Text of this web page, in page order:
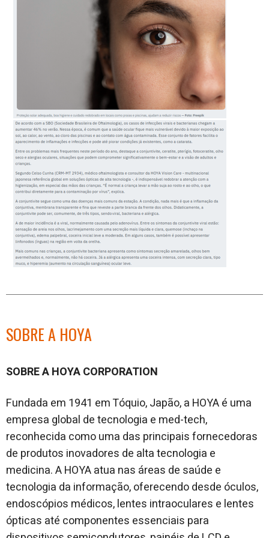
SOBRE A HOYA
SOBRE A HOYA CORPORATION
Fundada em 1941 em Tóquio, Japão, a HOYA é uma
empresa global de tecnologia e med-tech,
reconhecida como uma das principais fornecedoras
de produtos inovadores de alta tecnologia e
medicina. A HOYA atua nas áreas de saúde e
tecnologia da informação, oferecendo desde óculos,
endoscópios médicos, lentes intraoculares e lentes
ópticas até componentes essenciais para